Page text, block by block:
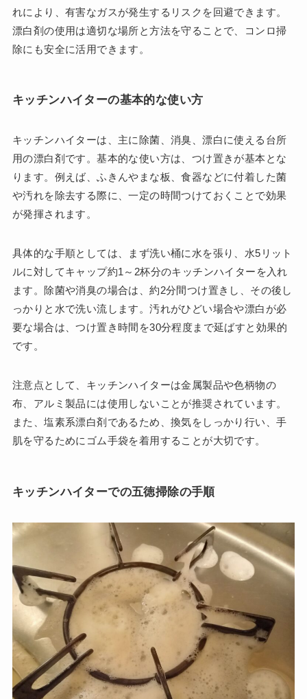
れにより、有害なガスが発生するリスクを回避できます。
漂白剤の使用は適切な場所と方法を守ることで、コンロ掃
除にも安全に活用できます。
キッチンハイターの基本的な使い方
キッチンハイターは、主に除菌、消臭、漂白に使える台所
用の漂白剤です。基本的な使い方は、つけ置きが基本とな
ります。例えば、ふきんやまな板、食器などに付着した菌
や汚れを除去する際に、一定の時間つけておくことで効果
が発揮されます。
具体的な手順としては、まず洗い桶に水を張り、水5リット
ルに対してキャップ約1～2杯分のキッチンハイターを入れ
ます。除菌や消臭の場合は、約2分間つけ置きし、その後し
っかりと水で洗い流します。汚れがひどい場合や漂白が必
要な場合は、つけ置き時間を30分程度まで延ばすと効果的
です。
注意点として、キッチンハイターは金属製品や色柄物の
布、アルミ製品には使用しないことが推奨されています。
また、塩素系漂白剤であるため、換気をしっかり行い、手
肌を守るためにゴム手袋を着用することが大切です。
キッチンハイターでの五徳掃除の手順